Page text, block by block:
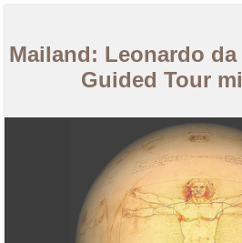
Mailand: Leonardo
Guided Tour